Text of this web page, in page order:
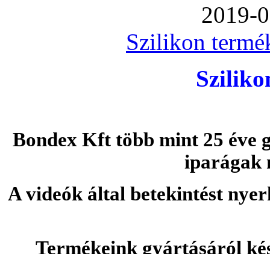
2019-
Szilikon
Bondex Kft több mint 25 éve
iparágak
A videók által betekintést
Termékeink gyártásáról